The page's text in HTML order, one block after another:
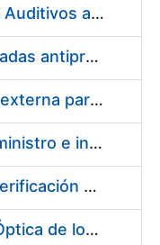
Suministro de Protectores Auditivos a medida para las personas trabajadoras de los Centros de Trabajo de Madrid y Burgos
Suministro de gafas graduadas antiproyecciones para los trabajadores de la FNMT-RCM en los centros de trabajo de Madrid y Burgos
Servicios de una empresa externa para el asesoramiento y resolución de los recursos de alzada que se presentan relacionados con procesos de selección para la FNMT-RCM
Acuerdo marco para el suministro e instalación de persianas, estores y otros complementos
Servicio de Calibración y Verificación Externa de los Equipos de Medición del Servicio de Prevención de la FNMT-RCM
Conexión mediante Fibra Óptica de los Centros de Proceso de Datos (CPDs) de las sedes de la FNMT-RCM de Burgos y Madrid